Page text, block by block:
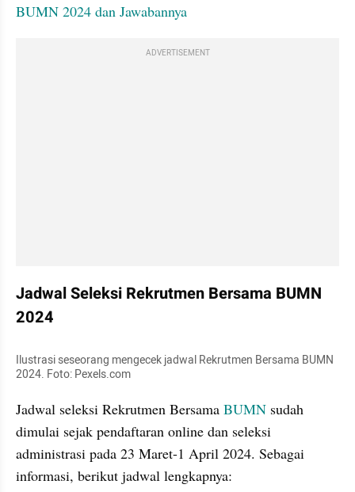
BUMN 2024 dan Jawabannya
ADVERTISEMENT
Jadwal Seleksi Rekrutmen Bersama BUMN
2024
Ilustrasi seseorang mengecek jadwal Rekrutmen Bersama BUMN
2024. Foto: Pexels.com
Jadwal seleksi Rekrutmen Bersama BUMN sudah
dimulai sejak pendaftaran online dan seleksi
administrasi pada 23 Maret-1 April 2024. Sebagai
informasi, berikut jadwal lengkapnya: